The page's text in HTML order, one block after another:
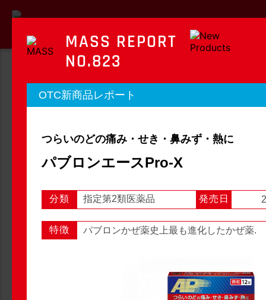
MASS REPORT
マスレポート
OTC新商品レポート 店頭観察レポート
OTC新商品レポート 店頭観察
MASS REPORT
NO.823
OTC新商品レポート
つらいのどの痛み・せき・鼻みず・熱に
パブロンエースPro-X
分類 指定第2類医薬品 発売日
特徴 パブロンかぜ薬史上最も進化したかぜ薬.